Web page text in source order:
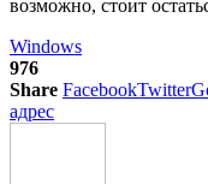
возможно, стоит
Windows
976
Share FacebookTwitter
адрес